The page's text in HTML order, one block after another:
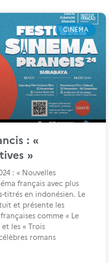
CINÉMA
: «
»
: « Nouvelles
français avec plus
titrés en indonésien. Le
et présente les
comme « Le
les « Trois
romans